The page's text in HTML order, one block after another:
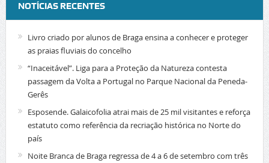
NOTÍCIAS RECENTES
Livro criado por alunos de Braga ensina a conhecer e proteger
as praias fluviais do concelho
“Inaceitável”. Liga para a Proteção da Natureza contesta
passagem da Volta a Portugal no Parque Nacional da Peneda-
Gerês
Esposende. Galaicofolia atrai mais de 25 mil visitantes e reforça
estatuto como referência da recriação histórica no Norte do
país
Noite Branca de Braga regressa de 4 a 6 de setembro com três